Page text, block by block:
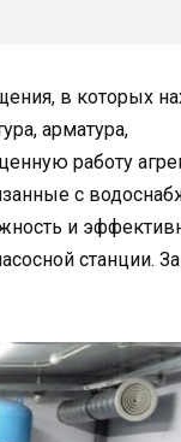
в которых
арматура,
работу
с
и
станции.